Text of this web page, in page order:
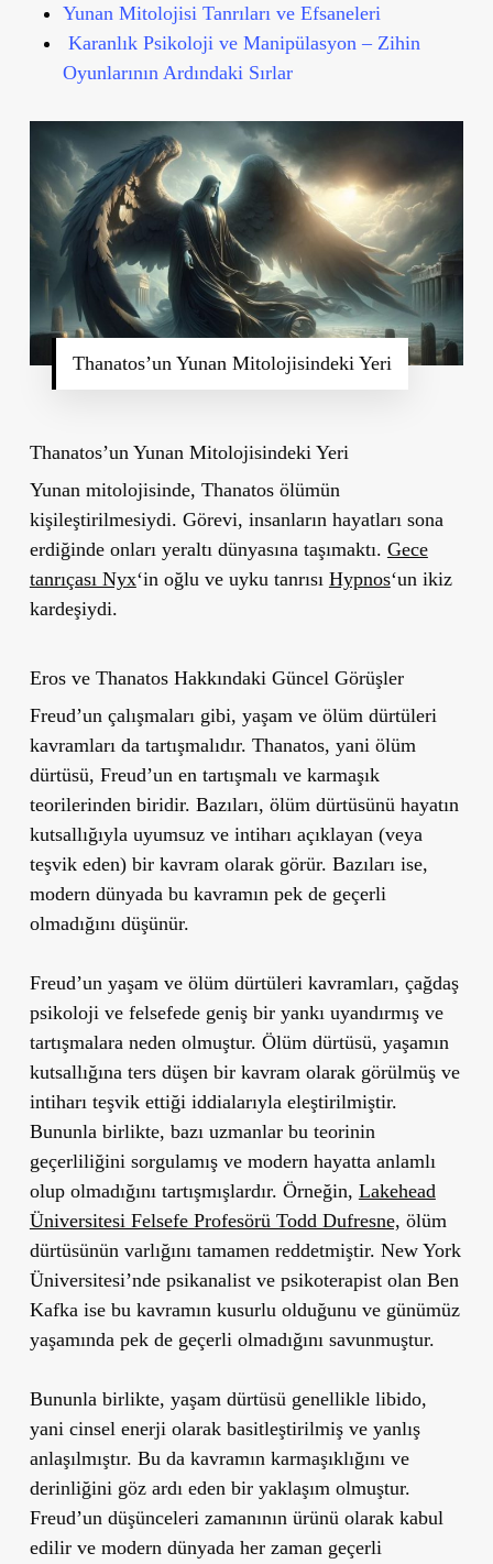
Yunan Mitolojisi Tanrıları ve Efsaneleri
Karanlık Psikoloji ve Manipülasyon – Zihin
Oyunlarının Ardındaki Sırlar
Thanatos’un Yunan Mitolojisindeki Yeri
Thanatos’un Yunan Mitolojisindeki Yeri
Yunan mitolojisinde, Thanatos ölümün
kişileştirilmesiydi. Görevi, insanların hayatları sona
erdiğinde onları yeraltı dünyasına taşımaktı. Gece
tanrıçası Nyx‘in oğlu ve uyku tanrısı Hypnos‘un ikiz
kardeşiydi.
Eros ve Thanatos Hakkındaki Güncel Görüşler
Freud’un çalışmaları gibi, yaşam ve ölüm dürtüleri
kavramları da tartışmalıdır. Thanatos, yani ölüm
dürtüsü, Freud’un en tartışmalı ve karmaşık
teorilerinden biridir. Bazıları, ölüm dürtüsünü hayatın
kutsallığıyla uyumsuz ve intiharı açıklayan (veya
teşvik eden) bir kavram olarak görür. Bazıları ise,
modern dünyada bu kavramın pek de geçerli
olmadığını düşünür.
Freud’un yaşam ve ölüm dürtüleri kavramları, çağdaş
psikoloji ve felsefede geniş bir yankı uyandırmış ve
tartışmalara neden olmuştur. Ölüm dürtüsü, yaşamın
kutsallığına ters düşen bir kavram olarak görülmüş ve
intiharı teşvik ettiği iddialarıyla eleştirilmiştir.
Bununla birlikte, bazı uzmanlar bu teorinin
geçerliliğini sorgulamış ve modern hayatta anlamlı
olup olmadığını tartışmışlardır. Örneğin, Lakehead
Üniversitesi Felsefe Profesörü Todd Dufresne, ölüm
dürtüsünün varlığını tamamen reddetmiştir. New York
Üniversitesi’nde psikanalist ve psikoterapist olan Ben
Kafka ise bu kavramın kusurlu olduğunu ve günümüz
yaşamında pek de geçerli olmadığını savunmuştur.
Bununla birlikte, yaşam dürtüsü genellikle libido,
yani cinsel enerji olarak basitleştirilmiş ve yanlış
anlaşılmıştır. Bu da kavramın karmaşıklığını ve
derinliğini göz ardı eden bir yaklaşım olmuştur.
Freud’un düşünceleri zamanının ürünü olarak kabul
edilir ve modern dünyada her zaman geçerli